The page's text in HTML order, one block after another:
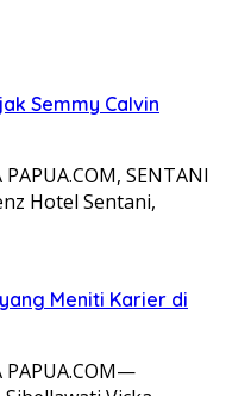
Semmy Calvin
SENTANI
Hotel Sentani,
Meniti Karier di
PAPUA.COM—